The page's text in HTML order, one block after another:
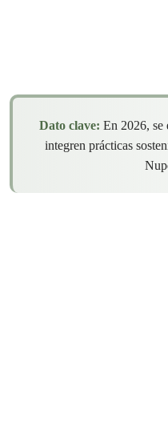
Dato clave: En 2026, se
integren prácticas